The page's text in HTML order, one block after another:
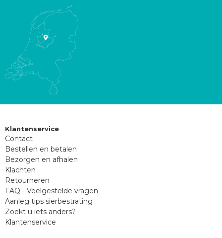
Klantenservice
Contact
Bestellen en betalen
Bezorgen en afhalen
Klachten
Retourneren
FAQ - Veelgestelde vragen
Aanleg tips sierbestrating
Zoekt u iets anders?
Klantenservice